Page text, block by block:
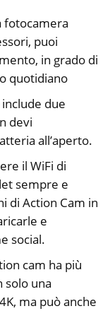
fotocamera
puoi
in grado di
quotidiano
due
devi
all’aperto.
il WiFi di
sempre e
di Action Cam in
e
social.
cam ha più
solo una
ma può anche